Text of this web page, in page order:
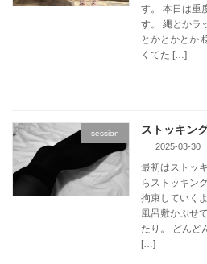
す。 本日は重
す。 縄とかラ
とかとかとか
くてた […]
session ストッキン
2025-03-30
最初はストッ
らストッキン
拘束していく
風呂敷かぶせ
たり。 どんど
[…]